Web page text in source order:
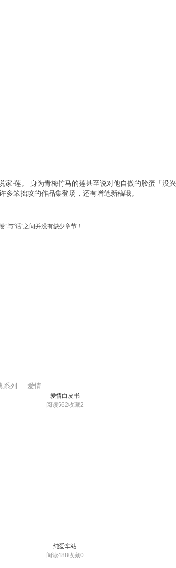
家‧莲。 身为青梅竹马的莲甚至说对他自傲的脸蛋「
笨拙攻的作品集登场，还有增笔新稿哦。
”与“话”之间并没有缺少章节！
列──爱情 ...
爱情白皮书
阅读562收藏2
纯爱车站
阅读488收藏0